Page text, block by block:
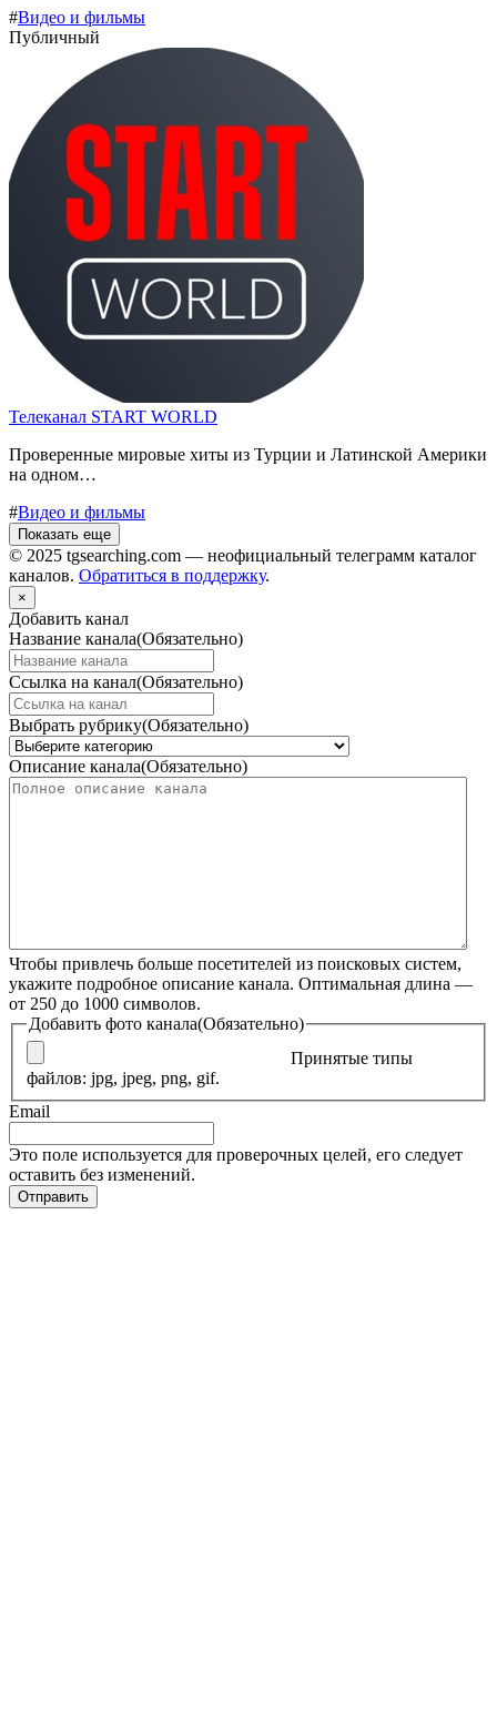
#Видео и фильмы
Публичный
Телеканал START WORLD
Проверенные мировые хиты из Турции и Латинской Америки
на одном…
#Видео и фильмы
Показать еще
© 2025 tgsearching.com — неофициальный телеграмм каталог
каналов. Обратиться в поддержку.
×
Добавить канал
Название канала(Обязательно)
Ссылка на канал(Обязательно)
Выбрать рубрику(Обязательно)
Описание канала(Обязательно)
Чтобы привлечь больше посетителей из поисковых систем,
укажите подробное описание канала. Оптимальная длина —
от 250 до 1000 символов.
Добавить фото канала(Обязательно)
Принятые типы
файлов: jpg, jpeg, png, gif.
Email
Это поле используется для проверочных целей, его следует
оставить без изменений.